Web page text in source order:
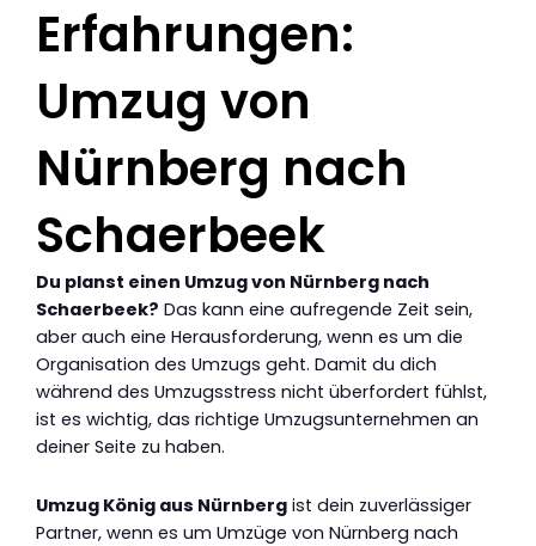
Erfahrungen:
Umzug von
Nürnberg nach
Schaerbeek
Du planst einen Umzug von Nürnberg nach
Schaerbeek? Das kann eine aufregende Zeit sein,
aber auch eine Herausforderung, wenn es um die
Organisation des Umzugs geht. Damit du dich
während des Umzugsstress nicht überfordert fühlst,
ist es wichtig, das richtige Umzugsunternehmen an
deiner Seite zu haben.
Umzug König aus Nürnberg ist dein zuverlässiger
Partner, wenn es um Umzüge von Nürnberg nach